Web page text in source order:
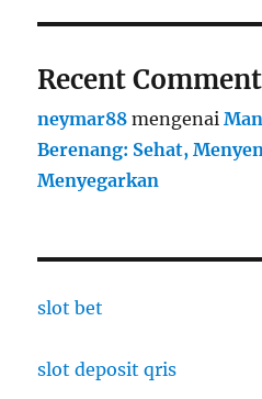
Recent
neymar88 mengenai
Berenang: Sehat,
Menyegarkan
slot bet
slot deposit qris